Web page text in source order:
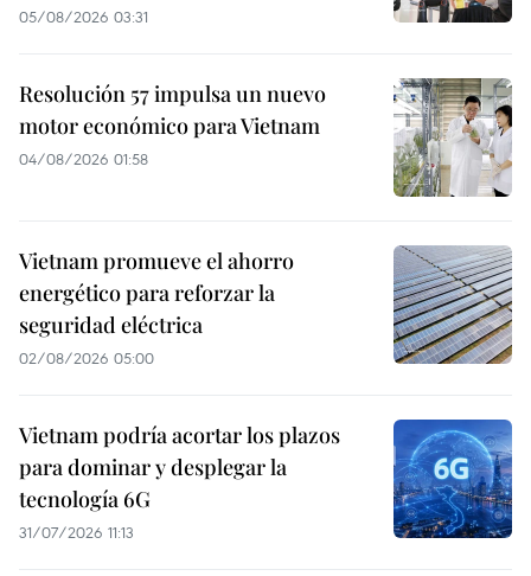
05/08/2026 03:31
Resolución 57 impulsa un nuevo
motor económico para Vietnam
04/08/2026 01:58
Vietnam promueve el ahorro
energético para reforzar la
seguridad eléctrica
02/08/2026 05:00
Vietnam podría acortar los plazos
para dominar y desplegar la
tecnología 6G
31/07/2026 11:13